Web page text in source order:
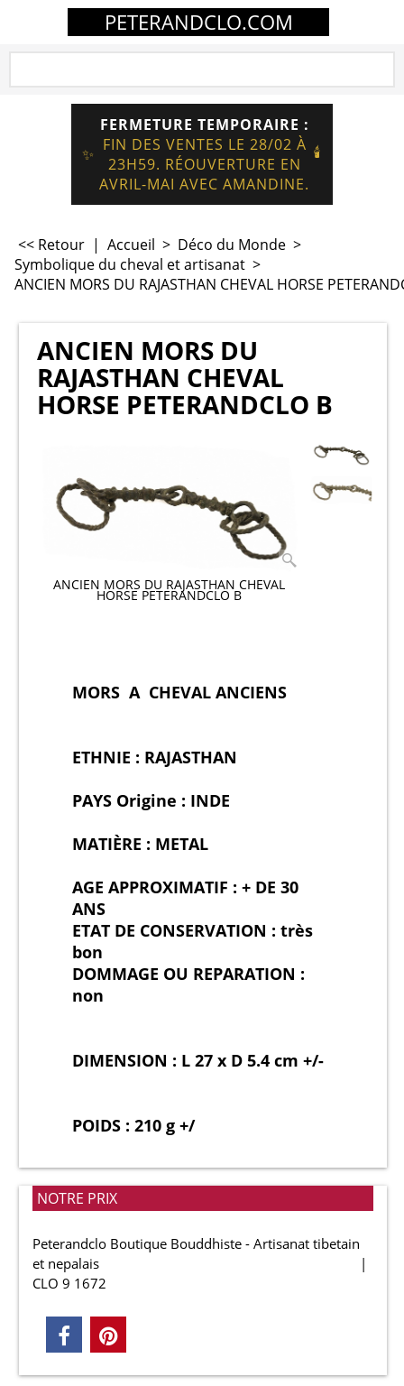
PETERANDCLO.COM
✨
FERMETURE TEMPORAIRE :
FIN DES VENTES LE 28/02 À
23H59. RÉOUVERTURE EN
AVRIL-MAI AVEC AMANDINE.
🕯️
<< Retour | Accueil > Déco du Monde >
Symbolique du cheval et artisanat >
ANCIEN MORS DU RAJASTHAN CHEVAL HORSE
ANCIEN MORS DU
RAJASTHAN CHEVAL
HORSE PETERANDCLO B
ANCIEN MORS DU RAJASTHAN CHEVAL
HORSE PETERANDCLO B
MORS A CHEVAL ANCIENS
ETHNIE : RAJASTHAN
PAYS Origine : INDE
MATIÈRE : METAL
AGE APPROXIMATIF : + DE 30
ANS
ETAT DE CONSERVATION : très
bon
DOMMAGE OU REPARATION :
non
DIMENSION : L 27 x D 5.4 cm +/-
POIDS : 210 g +/
NOTRE PRIX
Peterandclo Boutique Bouddhiste - Artisanat tibetain
et nepalais
CLO 9 1672